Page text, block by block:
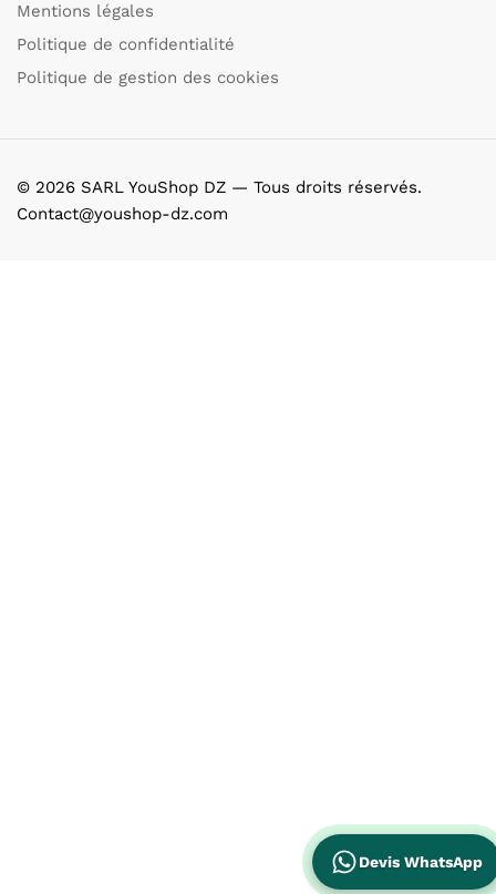
Mentions légales
Politique de confidentialité
Politique de gestion des cookies
© 2026 SARL YouShop DZ — Tous droits réservés.
Contact@youshop-dz.com
Devis WhatsApp